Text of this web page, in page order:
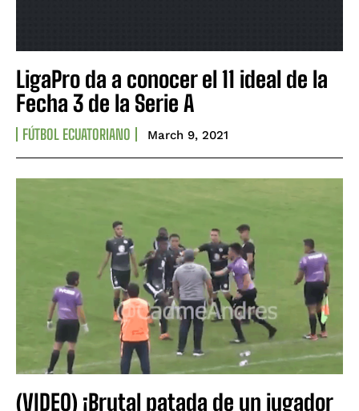
LigaPro da a conocer el 11 ideal de la
Fecha 3 de la Serie A
FÚTBOL ECUATORIANO March 9, 2021
(VIDEO) ¡Brutal patada de un jugador